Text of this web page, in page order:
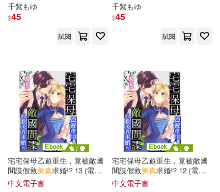
美沙子さん(1) 花宮あむ(1)
花音うらら(1) 若山曜子(1)
萩原れいこ(等)(1) 蜜美杏(1)
野々浦暖(1) 鈴木千絵里(1)
鈴村あいり(1)
隣の熟女写真集(1) 馮志遠(1)
高吉洋江(1) 麻乃さん(1)
千紫もゆ
$45
試閱
千紫もゆ
$45
試閱
宅宅保母乙遊重生，竟被敵國
間諜假救美真求婚!? 13 (電子
書)
中文電子書
宅宅保母乙遊重生，竟被敵國
間諜假救美真求婚!? 12 (電子
書)
中文電子書